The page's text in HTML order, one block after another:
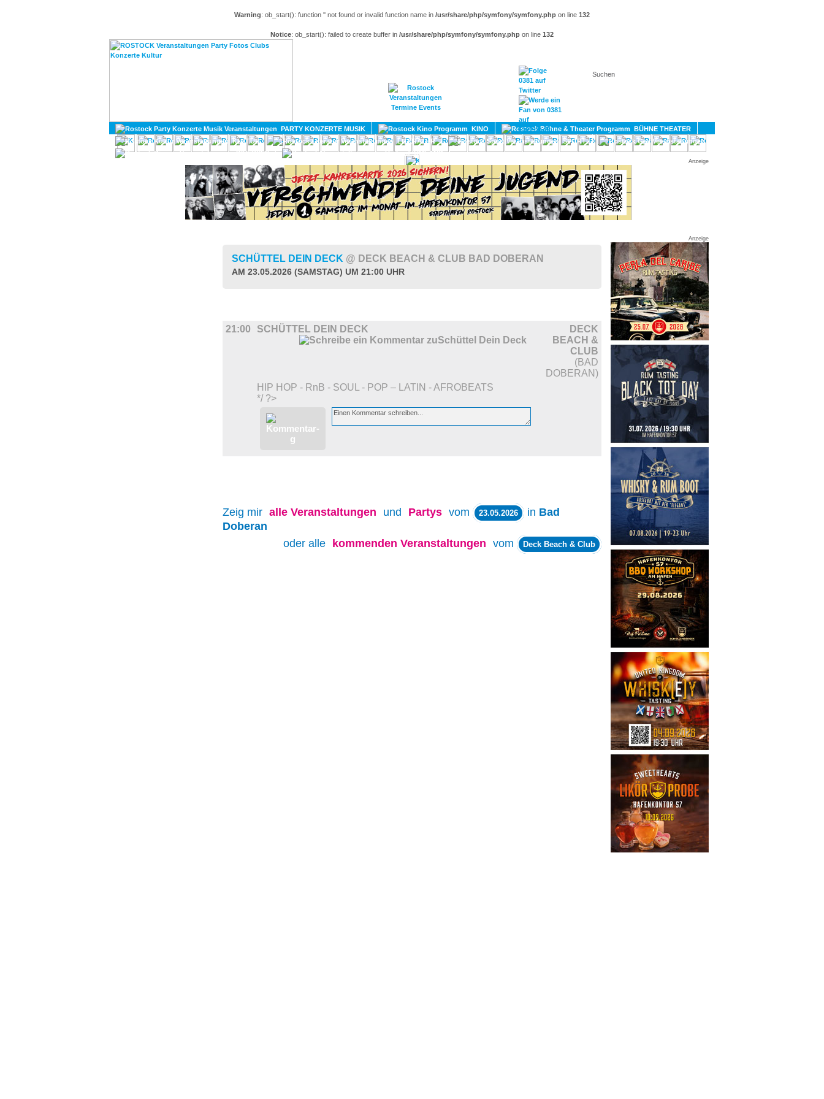
Warning: ob_start(): function '' not found or invalid function name in /usr/share/php/symfony/symfony.php on line 132
Notice: ob_start(): failed to create buffer in /usr/share/php/symfony/symfony.php on line 132
KONTAKT
PARTY KONZERTE MUSIK KINO
BÜHNE THEATER
KULTUR
LITERATUR SPORT
GAY
DIVERSES
UMLAND
Anzeige
Anzeige
SCHÜTTEL DEIN DECK @ DECK BEACH & CLUB BAD DOBERAN
AM 23.05.2026 (SAMSTAG) UM 21:00 UHR
21:00 SCHÜTTEL DEIN DECK
DECK
BEACH &
CLUB
(BAD
DOBERAN)
HIP HOP - RnB - SOUL - POP – LATIN - AFROBEATS
*/ ?>
Zeig mir alle Veranstaltungen und Partys vom 23.05.2026 in Bad
Doberan
oder alle
kommenden Veranstaltungen vom Deck Beach & Club